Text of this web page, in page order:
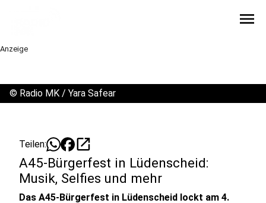
menu
Anzeige
© Radio MK / Yara Safear
Teilen: open_in_new
A45-Bürgerfest in Lüdenscheid:
Musik, Selfies und mehr
Das A45-Bürgerfest in Lüdenscheid lockt am 4.